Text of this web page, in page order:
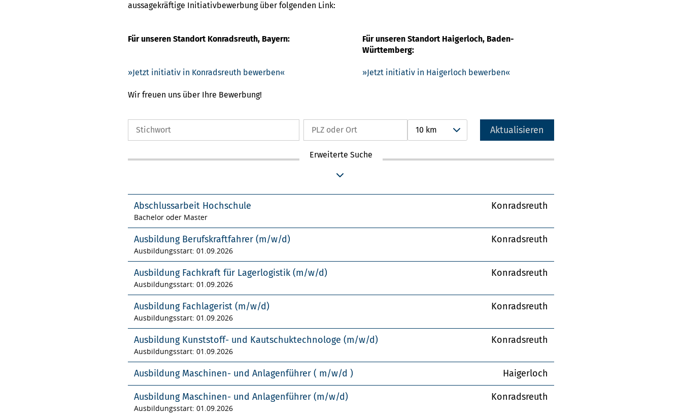
aussagekräftige Initiativbewerbung über folgenden Link:
Für unseren Standort Konradsreuth, Bayern:
Jetzt initiativ in Konradsreuth bewerben
Für unseren Standort Haigerloch, Baden-
Württemberg:
Jetzt initiativ in Haigerloch bewerben
Wir freuen uns über Ihre Bewerbung!
10 km Aktualisieren
Erweiterte Suche
Abschlussarbeit Hochschule
Bachelor oder Master
Konradsreuth
Ausbildung Berufskraftfahrer (m/w/d)
Ausbildungsstart: 01.09.2026
Konradsreuth
Ausbildung Fachkraft für Lagerlogistik (m/w/d)
Ausbildungsstart: 01.09.2026
Konradsreuth
Ausbildung Fachlagerist (m/w/d)
Ausbildungsstart: 01.09.2026
Konradsreuth
Ausbildung Kunststoff- und Kautschuktechnologe (m/w/d)
Ausbildungsstart: 01.09.2026
Konradsreuth
Ausbildung Maschinen- und Anlagenführer ( m/w/d ) Haigerloch
Ausbildung Maschinen- und Anlagenführer (m/w/d)
Ausbildungsstart: 01.09.2026
Konradsreuth